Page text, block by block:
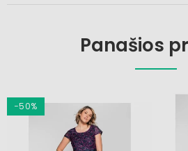
Panašios
−50%